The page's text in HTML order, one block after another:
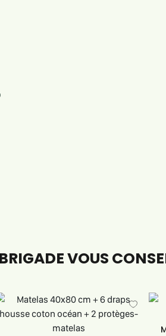
VOUS